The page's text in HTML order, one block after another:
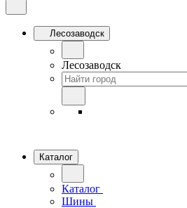
Лесозаводск
Лесозаводск
Каталог
Каталог
Шины